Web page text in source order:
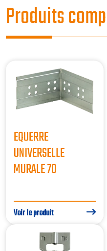
Produits
EQUERRE
UNIVERSELLE
MURALE 70
Voir le produit